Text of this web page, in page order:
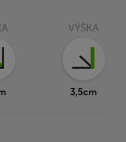
VÝŠKA
3,5cm